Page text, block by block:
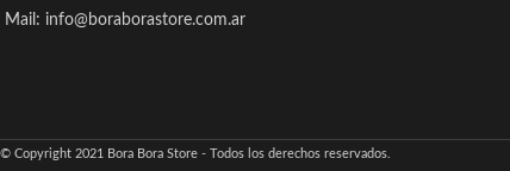
Mail: info@boraborastore.com.ar
© Copyright 2021 Bora Bora Store - Todos los derechos reservados.